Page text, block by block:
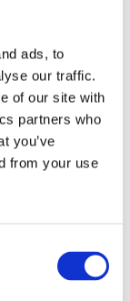
ads, to
our traffic.
of our site with
partners who
you’ve
from your use